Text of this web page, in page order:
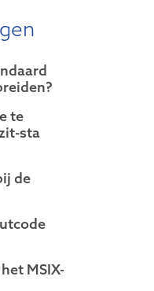
te
sta
de
MSIX-